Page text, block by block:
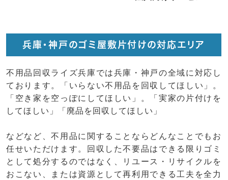
兵庫・神戸のゴミ屋敷片付けの対応エリア
不用品回収ライズ兵庫では兵庫・神戸の全域に対応し
ております。「いらない不用品を回収してほしい」。
「空き家を空っぽにしてほしい」。「実家の片付けを
してほしい」「廃品を回収してほしい」
などなど、不用品に関することならどんなことでもお
任せいただけます。回収した不要品はできる限りゴミ
として処分するのではなく、リユース・リサイクルを
おこない、または資源として再利用できる工夫を全力